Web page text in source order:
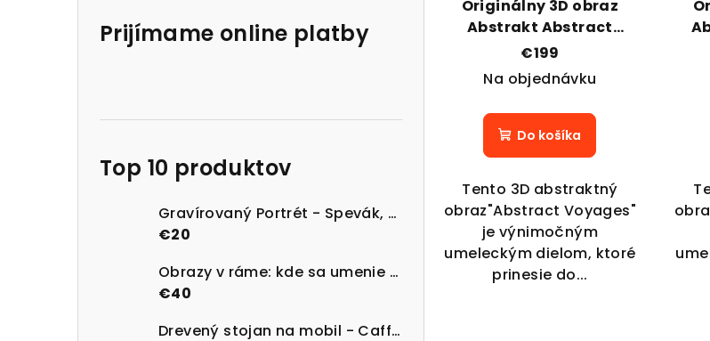
Prijímame online platby
Top 10 produktov
Gravírovaný Portrét - Spevák, Herec alebo Športovec v štýle kresba ceruzou
€20
Obrazy v ráme: kde sa umenie stretne s technológiou - Variant 2
€40
Drevený stojan na mobil - Caffe Love
o
v
t
v
Originálny 3D obraz
Abstrakt Abstract
Voyages
€199
Na objednávku
Do košíka
Tento 3D abstraktný
obraz"Abstract Voyages"
je výnimočným
umeleckým dielom, ktoré
prinesie do...